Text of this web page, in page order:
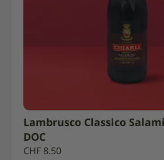
Lambrusco Classico
DOC
CHF 8.50